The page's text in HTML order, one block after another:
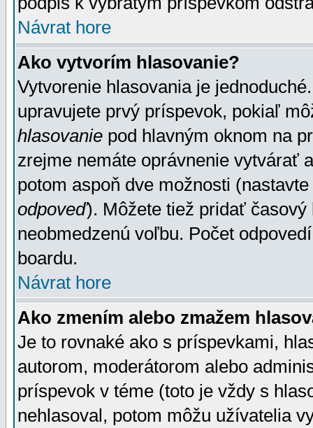
Návrat hore
Ako vytvorím hlasovanie?
Vytvorenie hlasovania je
upravujete prvý príspevok, pokiaľ
hlasovanie pod hlavným oknom na
zrejme nemáte oprávnenie vytvárať
potom aspoň dve možnosti
odpoveď). Môžete tiež pridať
neobmedzenú voľbu. Počet
boardu.
Návrat hore
Ako zmením alebo zmažem
Je to rovnaké ako s príspevkami,
autorom, moderátorom alebo
príspevok v téme (toto je vždy s
nehlasoval, potom môžu užívatelia